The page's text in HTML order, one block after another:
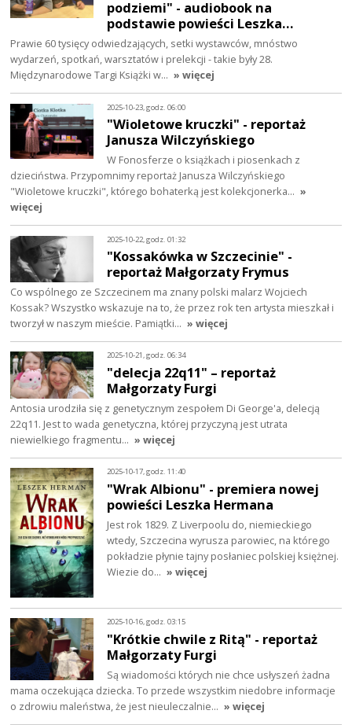
podziemi" - audiobook na
podstawie powieści Leszka…
Prawie 60 tysięcy odwiedzających, setki wystawców, mnóstwo
wydarzeń, spotkań, warsztatów i prelekcji - takie były 28.
Międzynarodowe Targi Książki w… » więcej
2025-10-23, godz. 06:00
"Wioletowe kruczki" - reportaż
Janusza Wilczyńskiego
W Fonosferze o książkach i piosenkach z
dzieciństwa. Przypomnimy reportaż Janusza Wilczyńskiego
"Wioletowe kruczki", którego bohaterką jest kolekcjonerka… »
więcej
2025-10-22, godz. 01:32
"Kossakówka w Szczecinie" -
reportaż Małgorzaty Frymus
Co wspólnego ze Szczecinem ma znany polski malarz Wojciech
Kossak? Wszystko wskazuje na to, że przez rok ten artysta mieszkał i
tworzył w naszym mieście. Pamiątki… » więcej
2025-10-21, godz. 06:34
"delecja 22q11" – reportaż
Małgorzaty Furgi
Antosia urodziła się z genetycznym zespołem Di George'a, delecją
22q11. Jest to wada genetyczna, której przyczyną jest utrata
niewielkiego fragmentu… » więcej
2025-10-17, godz. 11:40
"Wrak Albionu" - premiera nowej
powieści Leszka Hermana
Jest rok 1829. Z Liverpoolu do, niemieckiego
wtedy, Szczecina wyrusza parowiec, na którego
pokładzie płynie tajny posłaniec polskiej księżnej.
Wiezie do… » więcej
2025-10-16, godz. 03:15
"Krótkie chwile z Ritą" - reportaż
Małgorzaty Furgi
Są wiadomości których nie chce usłyszeń żadna
mama oczekująca dziecka. To przede wszystkim niedobre informacje
o zdrowiu maleństwa, że jest nieuleczalnie… » więcej